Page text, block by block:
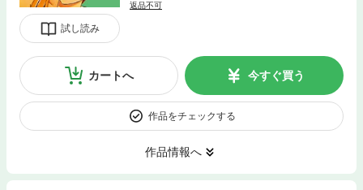
試し読み
返品不可
カートへ 今すぐ買う
作品をチェックする
作品情報へ